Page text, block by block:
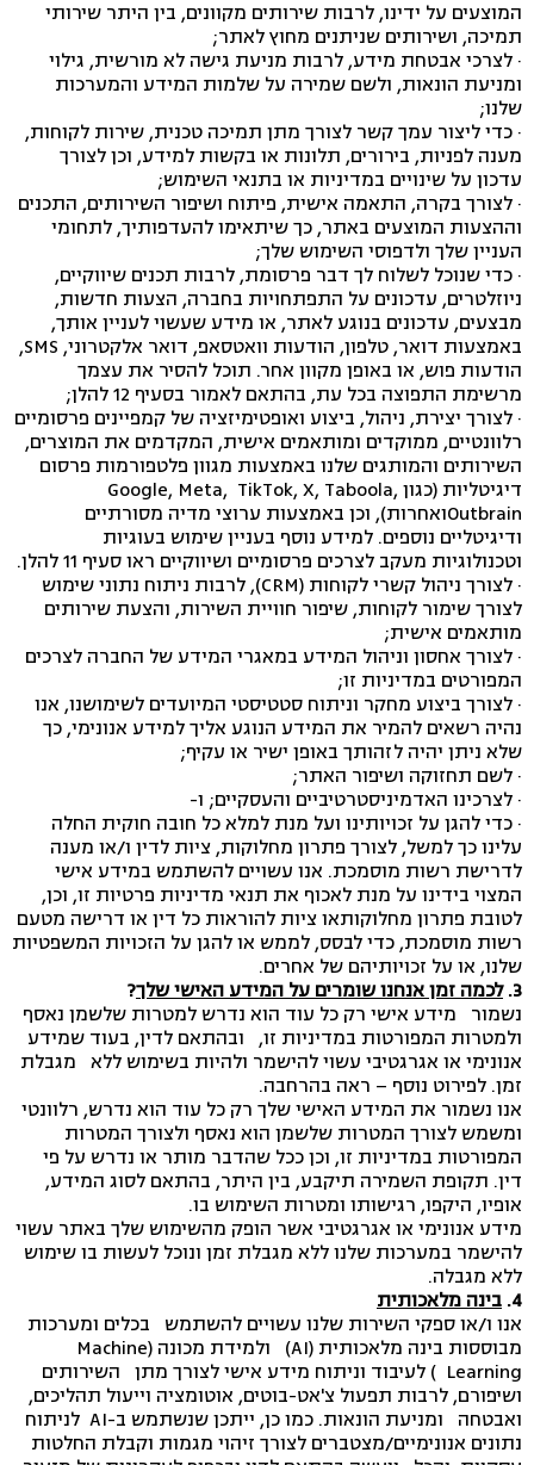
המוצעים על ידינו, לרבות שירותים מקוונים, בין היתר שירותי
תמיכה, ושירותים שניתנים מחוץ לאתר;
· לצרכי אבטחת מידע, לרבות מניעת גישה לא מורשית, גילוי
ומניעת הונאות, ולשם שמירה על שלמות המידע והמערכות
שלנו;
· כדי ליצור עמך קשר לצורך מתן תמיכה טכנית, שירות לקוחות,
מענה לפניות, בירורים, תלונות או בקשות למידע, וכן לצורך
עדכון על שינויים במדיניות או בתנאי השימוש;
· לצורך בקרה, התאמה אישית, פיתוח ושיפור השירותים, התכנים
וההצעות המוצעים באתר, כך שיתאימו להעדפותיך, לתחומי
העניין שלך ולדפוסי השימוש שלך;
· כדי שנוכל לשלוח לך דבר פרסומת, לרבות תכנים שיווקיים,
ניוזלטרים, עדכונים על התפתחויות בחברה, הצעות חדשות,
מבצעים, עדכונים בנוגע לאתר, או מידע שעשוי לעניין אותך,
באמצעות דואר, טלפון, הודעות וואטסאפ, דואר אלקטרוני, SMS,
הודעות פוש, או באופן מקוון אחר. תוכל להסיר את עצמך
מרשימת התפוצה בכל עת, בהתאם לאמור בסעיף ‏12 להלן;
· לצורך יצירת, ניהול, ביצוע ואופטימיזציה של קמפיינים פרסומיים
רלוונטיים, ממוקדים ומותאמים אישית, המקדמים את המוצרים,
השירותים והמותגים שלנו באמצעות מגוון פלטפורמות פרסום
דיגיטליות (כגון Google, Meta, TikTok, X, Taboola,
Outbrainואחרות), וכן באמצעות ערוצי מדיה מסורתיים
ודיגיטליים נוספים. למידע נוסף בעניין שימוש בעוגיות
וטכנולוגיות מעקב לצרכים פרסומיים ושיווקיים ראו סעיף 11 להלן.
· לצורך ניהול קשרי לקוחות (CRM), לרבות ניתוח נתוני שימוש
לצורך שימור לקוחות, שיפור חוויית השירות, והצעת שירותים
מותאמים אישית;
· לצורך אחסון וניהול המידע במאגרי המידע של החברה לצרכים
המפורטים במדיניות זו;
· לצורך ביצוע מחקר וניתוח סטטיסטי המיועדים לשימושנו, אנו
נהיה רשאים להמיר את המידע הנוגע אליך למידע אנונימי, כך
שלא ניתן יהיה לזהותך באופן ישיר או עקיף;
· לשם תחזוקה ושיפור האתר;
· לצרכינו האדמיניסטרטיביים והעסקיים; ו-
· כדי להגן על זכויותינו ועל מנת למלא כל חובה חוקית החלה
עלינו כך למשל, לצורך פתרון מחלוקות, ציות לדין ו/או מענה
לדרישת רשות מוסמכת. אנו עשויים להשתמש במידע אישי
המצוי בידינו על מנת לאכוף את תנאי מדיניות פרטיות זו, וכן,
לטובת פתרון מחלוקותאו ציות להוראות כל דין או דרישה מטעם
רשות מוסמכת, כדי לבסס, לממש או להגן על הזכויות המשפטיות
שלנו, או על זכויותיהם של אחרים.
3. לכמה זמן אנחנו שומרים על המידע האישי שלך?
נשמור מידע אישי רק כל עוד הוא נדרש למטרות שלשמן נאסף
ולמטרות המפורטות במדיניות זו, ובהתאם לדין, בעוד שמידע
אנונימי או אגרגטיבי עשוי להישמר ולהיות בשימוש ללא מגבלת
זמן. לפירוט נוסף – ראה בהרחבה.
אנו נשמור את המידע האישי שלך רק כל עוד הוא נדרש, רלוונטי
ומשמש לצורך המטרות שלשמן הוא נאסף ולצורך המטרות
המפורטות במדיניות זו, וכן ככל שהדבר מותר או נדרש על פי
דין. תקופת השמירה תיקבע, בין היתר, בהתאם לסוג המידע,
אופיו, היקפו, רגישותו ומטרות השימוש בו.
מידע אנונימי או אגרגטיבי אשר הופק מהשימוש שלך באתר עשוי
להישמר במערכות שלנו ללא מגבלת זמן ונוכל לעשות בו שימוש
ללא מגבלה.
4. בינה מלאכותית
אנו ו/או ספקי השירות שלנו עשויים להשתמש בכלים ומערכות
מבוססות בינה מלאכותית (AI) ולמידת מכונה (Machine
Learning) לעיבוד וניתוח מידע אישי לצורך מתן השירותים
ושיפורם, לרבות תפעול צ'אט-בוטים, אוטומציה וייעול תהליכים,
ואבטחה ומניעת הונאות. כמו כן, ייתכן שנשתמש ב-AI לניתוח
נתונים אנונימיים/מצטברים לצורך זיהוי מגמות וקבלת החלטות